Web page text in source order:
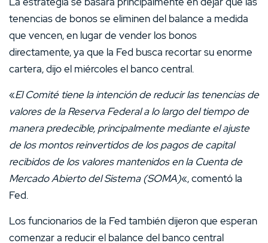
tenencias de bonos se eliminen del balance a medida
que vencen, en lugar de vender los bonos
directamente, ya que la Fed busca recortar su enorme
cartera, dijo el miércoles el banco central.
«El Comité tiene la intención de reducir las tenencias de
valores de la Reserva Federal a lo largo del tiempo de
manera predecible, principalmente mediante el ajuste
de los montos reinvertidos de los pagos de capital
recibidos de los valores mantenidos en la Cuenta de
Mercado Abierto del Sistema (SOMA)«, comentó la
Fed.
Los funcionarios de la Fed también dijeron que esperan
comenzar a reducir el balance del banco central